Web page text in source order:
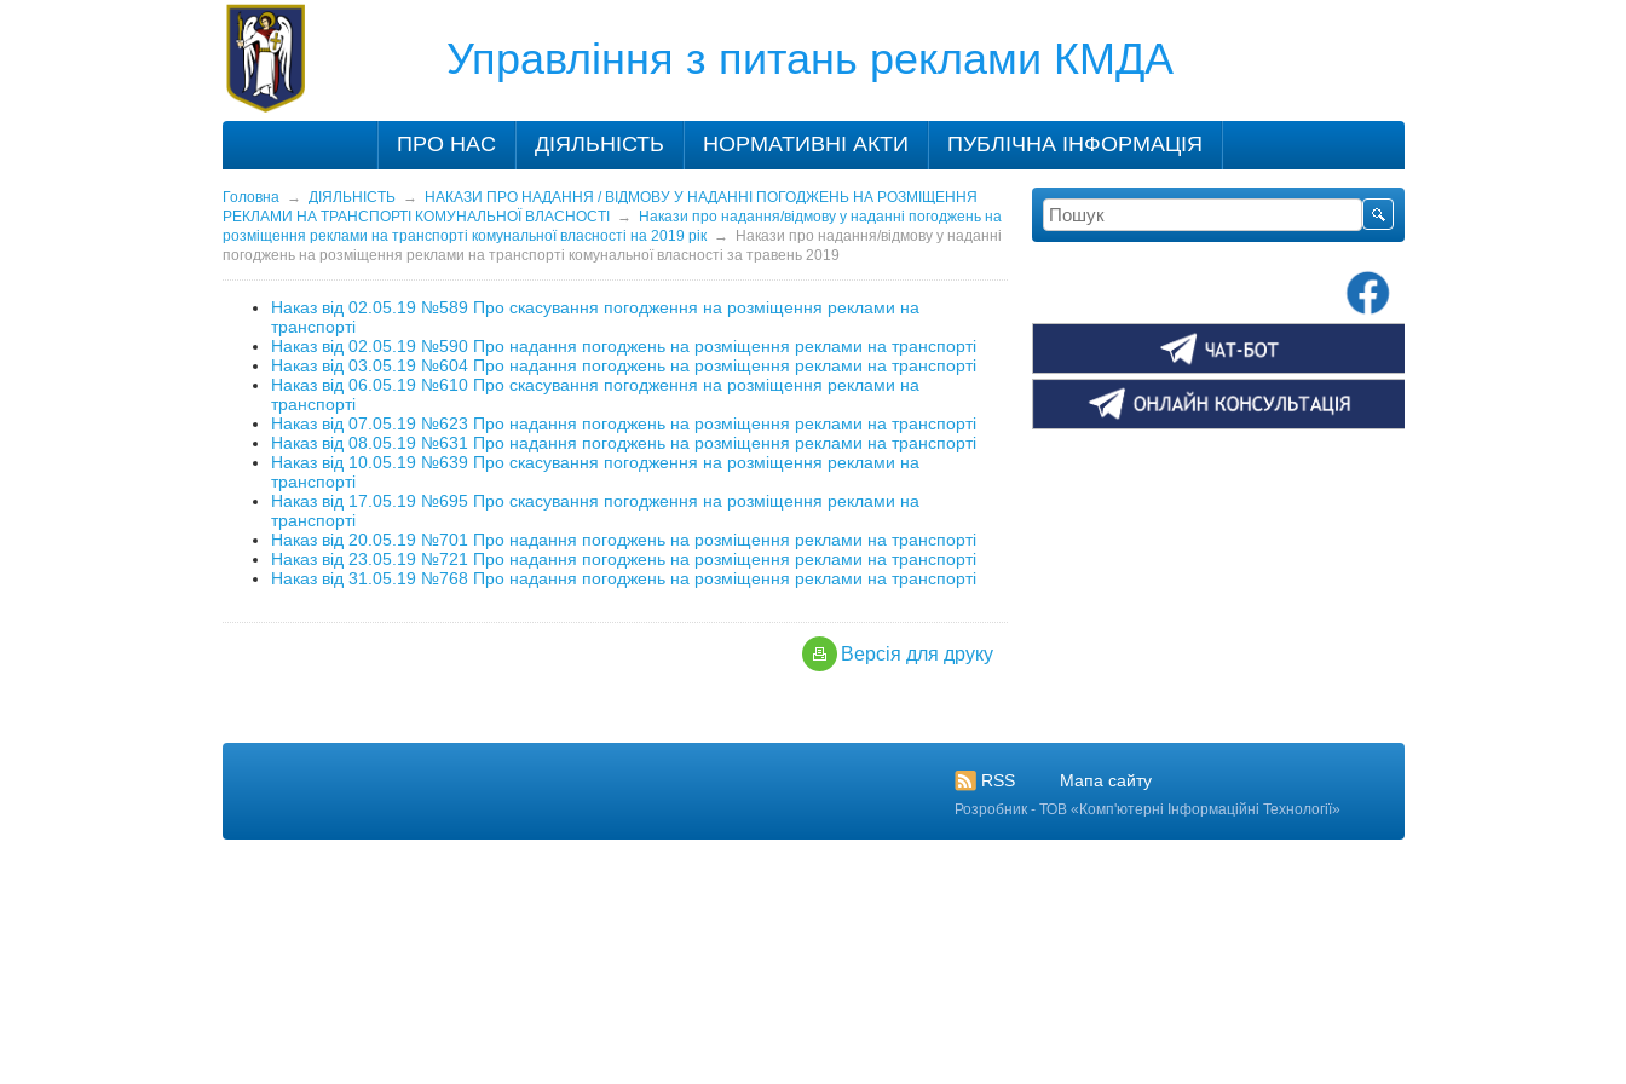
Управління з питань реклами КМДА
ПРО НАС ДІЯЛЬНІСТЬ НОРМАТИВНІ АКТИ ПУБЛІЧНА ІНФОРМАЦІЯ
Головна→ ДІЯЛЬНІСТЬ→
НАКАЗИ ПРО НАДАННЯ / ВІДМОВУ У НАДАННІ ПОГОДЖЕНЬ НА РОЗМІЩЕННЯ
РЕКЛАМИ НА ТРАНСПОРТІ КОМУНАЛЬНОЇ ВЛАСНОСТІ
→
Накази про надання/відмову у наданні погоджень на
розміщення реклами на транспорті комунальної власності на 2019 рік→
Накази про надання/відмову у наданні
погоджень на розміщення реклами на транспорті комунальної власності за травень 2019
Наказ від 02.05.19 №589 Про скасування погодження на розміщення реклами на
транспорті
Наказ від 02.05.19 №590 Про надання погоджень на розміщення реклами на транспорті
Наказ від 03.05.19 №604 Про надання погоджень на розміщення реклами на транспорті
Наказ від 06.05.19 №610 Про скасування погодження на розміщення реклами на
транспорті
Наказ від 07.05.19 №623 Про надання погоджень на розміщення реклами на транспорті
Наказ від 08.05.19 №631 Про надання погоджень на розміщення реклами на транспорті
Наказ від 10.05.19 №639 Про скасування погодження на розміщення реклами на
транспорті
Наказ від 17.05.19 №695 Про скасування погодження на розміщення реклами на
транспорті
Наказ від 20.05.19 №701 Про надання погоджень на розміщення реклами на транспорті
Наказ від 23.05.19 №721 Про надання погоджень на розміщення реклами на транспорті
Наказ від 31.05.19 №768 Про надання погоджень на розміщення реклами на транспорті
Версiя для друку
RSS Мапа сайту
Розробник - ТОВ « Комп'ютерні Інформаційні Технології»